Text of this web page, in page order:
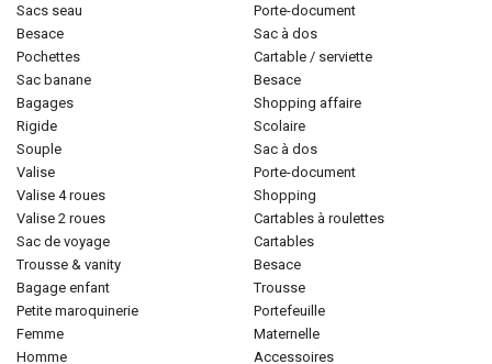
sacs seau
besace
pochettes
sac banane
bagages
rigide
souple
valise
valise 4 roues
valise 2 roues
sac de voyage
trousse & vanity
bagage enfant
petite maroquinerie
femme
homme
porte-document
sac à dos
cartable / serviette
besace
shopping affaire
scolaire
sac à dos
porte-document
shopping
cartables à roulettes
cartables
besace
trousse
portefeuille
maternelle
accessoires